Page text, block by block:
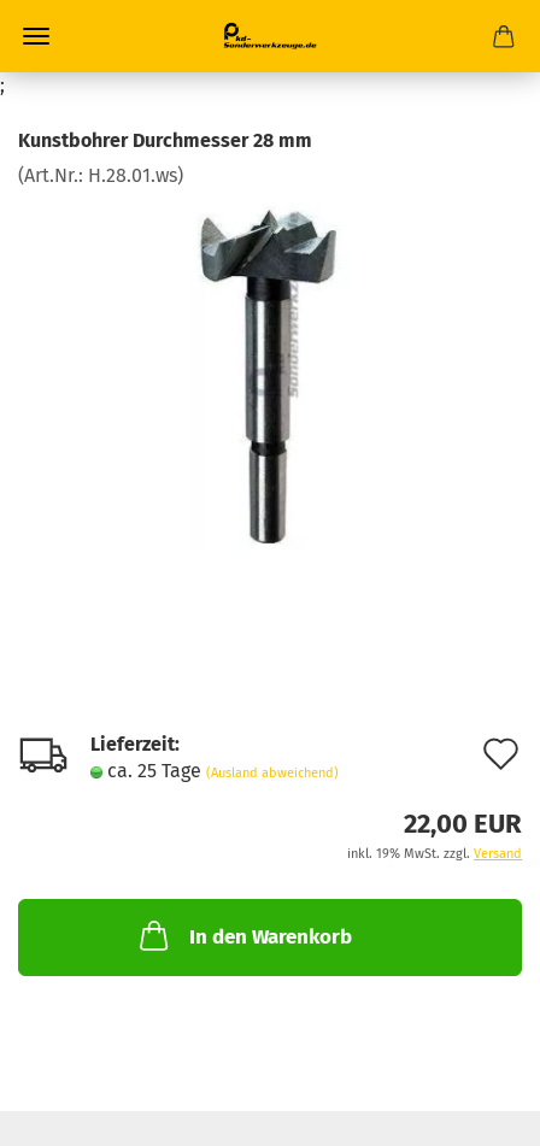
;
Kunstbohrer Durchmesser 28 mm
(Art.Nr.: H.28.01.ws)
Lieferzeit:
ca. 25 Tage (Ausland abweichend)
22,00 EUR
inkl. 19% MwSt. zzgl. Versand
In den Warenkorb